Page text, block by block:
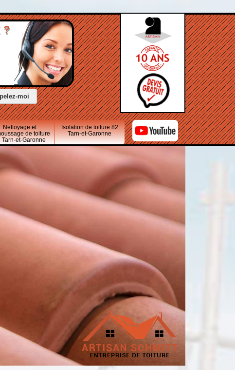
?
Nettoyage et
de toiture
Tarn-et-Garonne
Isolation de toiture 82
Tarn-et-Garonne